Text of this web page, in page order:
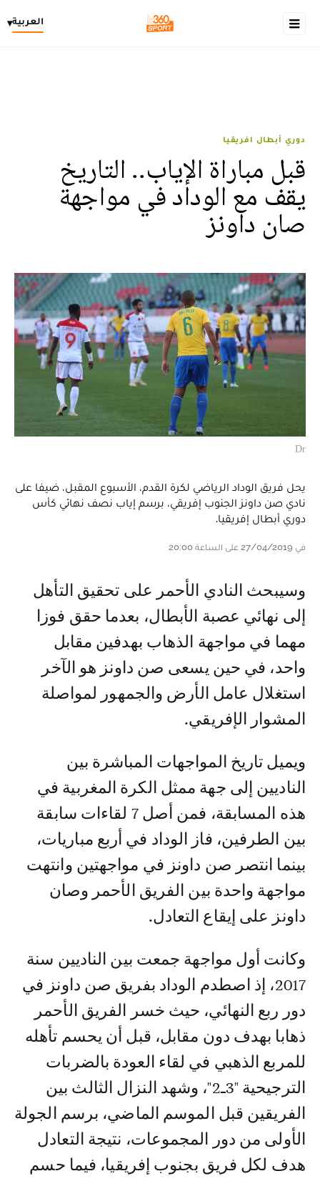
العربية▾
دوري أبطال افريقيا
قبل مباراة الإياب.. التاريخ
يقف مع الوداد في مواجهة
صان داونز
Dr
يحل فريق الوداد الرياضي لكرة القدم، الأسبوع المقبل، ضيفا على
نادي صن داونز الجنوب إفريقي، برسم إياب نصف نهائي كأس
دوري أبطال إفريقيا.
في 27/04/2019 على الساعة 20:00
وسيبحث النادي الأحمر على تحقيق التأهل
إلى نهائي عصبة الأبطال، بعدما حقق فوزا
مهما في مواجهة الذهاب بهدفين مقابل
واحد، في حين يسعى صن داونز هو الآخر
استغلال عامل الأرض والجمهور لمواصلة
المشوار الإفريقي.
ويميل تاريخ المواجهات المباشرة بين
الناديين إلى جهة ممثل الكرة المغربية في
هذه المسابقة، فمن أصل 7 لقاءات سابقة
بين الطرفين، فاز الوداد في أربع مباريات،
بينما انتصر صن داونز في مواجهتين وانتهت
مواجهة واحدة بين الفريق الأحمر وصان
داونز على إيقاع التعادل.
وكانت أول مواجهة جمعت بين الناديين سنة
2017، إذ اصطدم الوداد بفريق صن داونز في
دور ربع النهائي، حيث خسر الفريق الأحمر
ذهابا بهدف دون مقابل، قبل أن يحسم تأهله
للمربع الذهبي في لقاء العودة بالضربات
الترجيحية "3ـ2"، وشهد النزال الثالث بين
الفريقين قبل الموسم الماضي، برسم الجولة
الأولى من دور المجموعات، نتيجة التعادل
هدف لكل فريق بجنوب إفريقيا، فيما حسم